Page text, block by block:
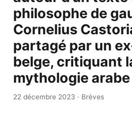
philosophe de
Cornelius
partagé par un
belge, critiquant
mythologie arabe
22 décembre 2023 · Brèves